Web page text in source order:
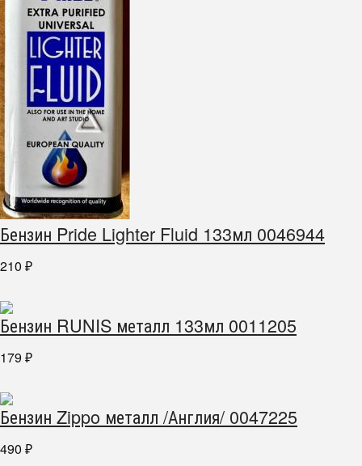
Бензин Pride Lighter Fluid 133мл 0046944
210 ₽
Бензин RUNIS металл 133мл 0011205
179 ₽
Бензин Zippo металл /Англия/ 0047225
490 ₽